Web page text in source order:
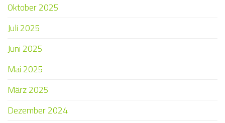
Oktober 2025
Juli 2025
Juni 2025
Mai 2025
März 2025
Dezember 2024